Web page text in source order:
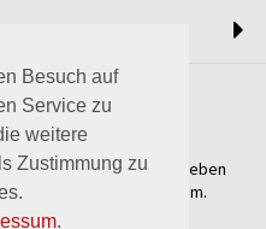
Besuch auf
Service zu
weitere
Zustimmung zu
.
und unser Streben
Anlagen um.
über uns.